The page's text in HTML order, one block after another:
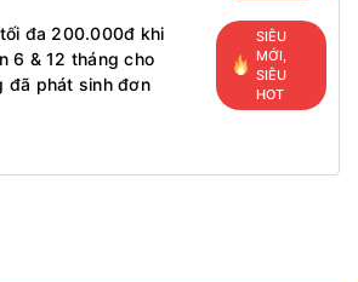
tối đa 200.000đ khi
6 & 12 tháng cho
đã phát sinh đơn
SIÊU
MỚI,
SIÊU
HOT